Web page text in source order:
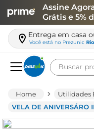
Assine
Grátis e 5%
Entrega em casa
Você está no Prezunic
Buscar
Utilidades
VELA DE ANIVERSÁRO
leite